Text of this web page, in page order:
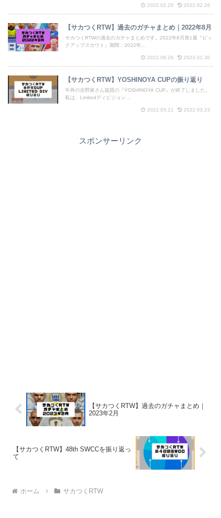
2022.02.25
2022.02.26
【サカつくRTW】過去のガチャまとめ｜2022年8月
サカつくRTWの過去のガチャまとめです。2022年8月第1週『ピッ
クアップスカウト』期間：2022年...
2022.08.26 2023.01.30
【サカつくRTW】YOSHINOYA CUPの振り返り
牛丼の吉野家さん協賛の『YOSHINOYA CUP』が終了しました。
私は、Limitedディビジョン...
2022.03.21 2022.03.23
スポンサーリンク
【サカつくRTW】過去のガチャまとめ｜
2023年2月
【サカつくRTW】48th SWCCを振り返っ
て
ホーム サカつくRTW